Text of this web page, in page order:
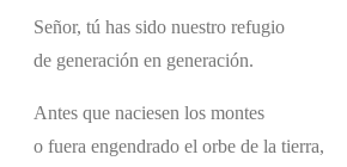
Señor, tú has sido nuestro refugio
de generación en generación.
Antes que naciesen los montes
o fuera engendrado el orbe de la tierra,